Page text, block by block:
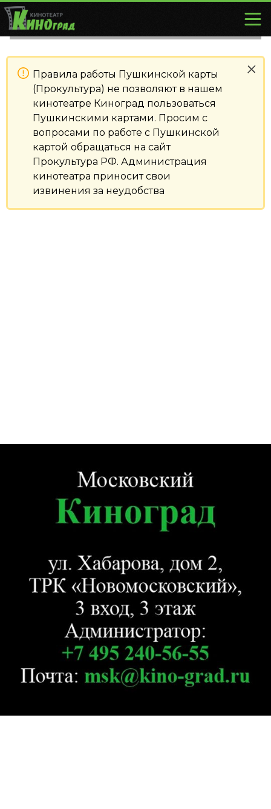
Правила работы Пушкинской карты
(Прокультура) не позволяют в нашем
кинотеатре Киноград пользоваться
Пушкинскими картами. Просим с
вопросами по работе с Пушкинской
картой обращаться на сайт
Прокультура РФ. Администрация
кинотеатра приносит свои
извинения за неудобства